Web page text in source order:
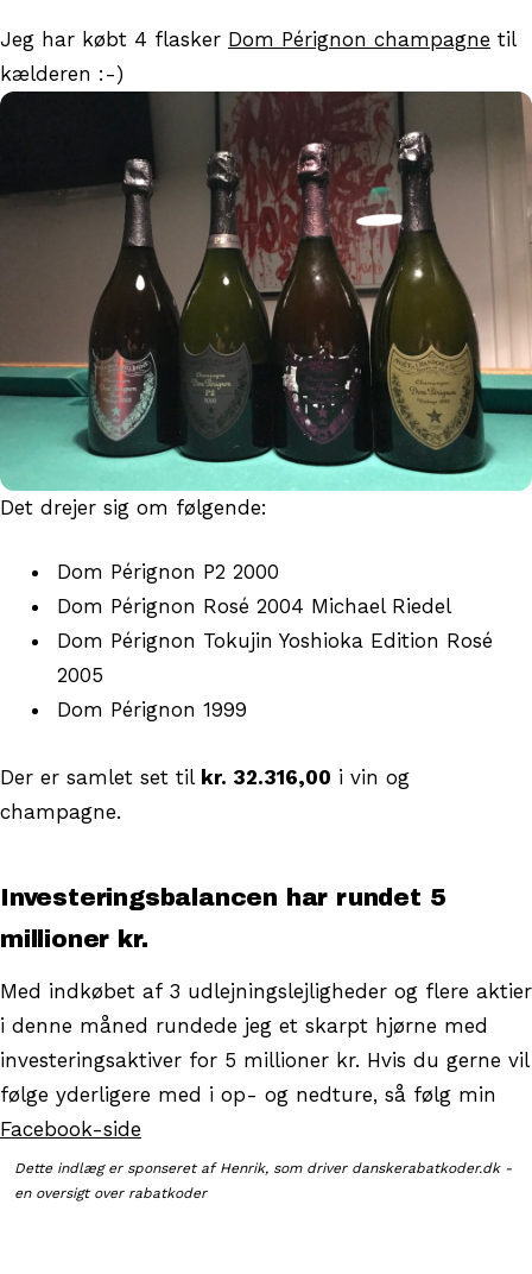
Jeg har købt 4 flasker Dom Pérignon champagne til
kælderen :-)
Det drejer sig om følgende:
Dom Pérignon P2 2000
Dom Pérignon Rosé 2004 Michael Riedel
Dom Pérignon Tokujin Yoshioka Edition Rosé
2005
Dom Pérignon 1999
Der er samlet set til kr. 32.316,00 i vin og
champagne.
Investeringsbalancen har rundet 5
millioner kr.
Med indkøbet af 3 udlejningslejligheder og flere aktier
i denne måned rundede jeg et skarpt hjørne med
investeringsaktiver for 5 millioner kr. Hvis du gerne vil
følge yderligere med i op- og nedture, så følg min
Facebook-side
Dette indlæg er sponseret af Henrik, som driver danskerabatkoder.dk -
en oversigt over rabatkoder